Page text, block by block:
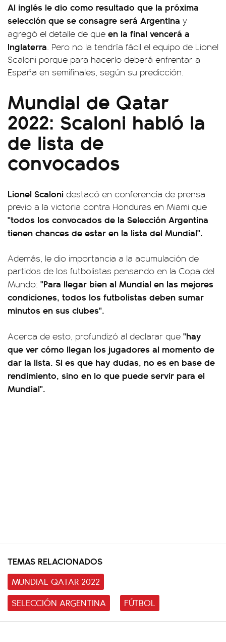
Al inglés le dio como resultado que la próxima
selección que se consagre será Argentina y
agregó el detalle de que en la final vencerá a
Inglaterra. Pero no la tendría fácil el equipo de Lionel
Scaloni porque para hacerlo deberá enfrentar a
España en semifinales, según su predicción.
Mundial de Qatar
2022: Scaloni habló la
de lista de
convocados
Lionel Scaloni destacó en conferencia de prensa
previo a la victoria contra Honduras en Miami que
"todos los convocados de la Selección Argentina
tienen chances de estar en la lista del Mundial".
Además, le dio importancia a la acumulación de
partidos de los futbolistas pensando en la Copa del
Mundo: "Para llegar bien al Mundial en las mejores
condiciones, todos los futbolistas deben sumar
minutos en sus clubes".
Acerca de esto, profundizó al declarar que "hay
que ver cómo llegan los jugadores al momento de
dar la lista. Si es que hay dudas, no es en base de
rendimiento, sino en lo que puede servir para el
Mundial".
TEMAS RELACIONADOS
MUNDIAL QATAR 2022
SELECCIÓN ARGENTINA
FÚTBOL